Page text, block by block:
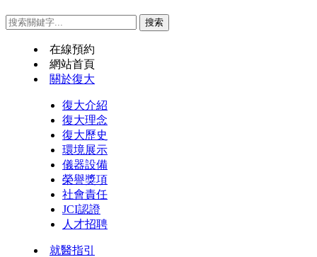
在線預約
網站首頁
關於復大
復大介紹
復大理念
復大歷史
環境展示
儀器設備
榮譽獎項
社會責任
JCI認證
人才招聘
就醫指引